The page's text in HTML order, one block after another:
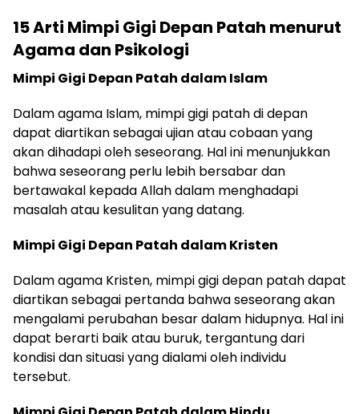
15 Arti Mimpi Gigi Depan Patah menurut
Agama dan Psikologi
Mimpi Gigi Depan Patah dalam Islam
Dalam agama Islam, mimpi gigi patah di depan
dapat diartikan sebagai ujian atau cobaan yang
akan dihadapi oleh seseorang. Hal ini menunjukkan
bahwa seseorang perlu lebih bersabar dan
bertawakal kepada Allah dalam menghadapi
masalah atau kesulitan yang datang.
Mimpi Gigi Depan Patah dalam Kristen
Dalam agama Kristen, mimpi gigi depan patah dapat
diartikan sebagai pertanda bahwa seseorang akan
mengalami perubahan besar dalam hidupnya. Hal ini
dapat berarti baik atau buruk, tergantung dari
kondisi dan situasi yang dialami oleh individu
tersebut.